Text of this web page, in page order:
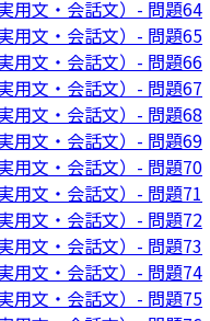
用文・会話文）- 問題64
用文・会話文）- 問題65
用文・会話文）- 問題66
用文・会話文）- 問題67
用文・会話文）- 問題68
用文・会話文）- 問題69
用文・会話文）- 問題70
用文・会話文）- 問題71
用文・会話文）- 問題72
用文・会話文）- 問題73
用文・会話文）- 問題74
用文・会話文）- 問題75